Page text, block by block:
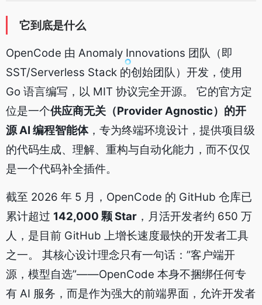
它到底是什么
OpenCode 由 Anomaly Innovations 团队（即
SST/Serverless Stack 的创始团队）开发，使用
Go 语言编写，以 MIT 协议完全开源。 它的官方定
位是一个供应商无关（Provider Agnostic）的开
源 AI 编程智能体，专为终端环境设计，提供项目级
的代码生成、理解、重构与自动化能力，而不仅仅
是一个代码补全插件。
截至 2026 年 5 月，OpenCode 的 GitHub 仓库已
累计超过 142,000 颗 Star ，月活开发者约 650 万
人，是目前 GitHub 上增长速度最快的开发者工具
之一。 其核心设计理念只有一句话：”客户端开
源，模型自选”——OpenCode 本身不捆绑任何专
有 AI 服务，而是作为强大的前端界面，允许开发者